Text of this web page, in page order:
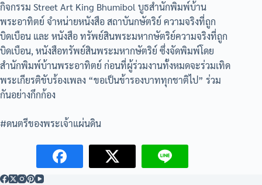
กิจกรรม Street Art King Bhumibol บูธสำนักพิมพ์บ้าน
พระอาทิตย์ จำหน่ายหนังสือ สถาบันกษัตริย์ ความจริงที่ถูก
บิดเบือน และ หนังสือ ทรัพย์สินพระมหากษัตริย์ความจริงที่ถูก
บิดเบือน, หนังสือทรัพย์สินพระมหากษัตริย์ ซึ่งจัดพิมพ์โดย
สำนักพิมพ์บ้านพระอาทิตย์ ก่อนที่ผู้ร่วมงานทั้งหมดจะร่วมเทิด
พระเกียรติขับร้องเพลง “ขอเป็นข้ารองบาททุกชาติไป” ร่วม
กันอย่างกึกก้อง
#ดนตรีของพระเจ้าแผ่นดิน